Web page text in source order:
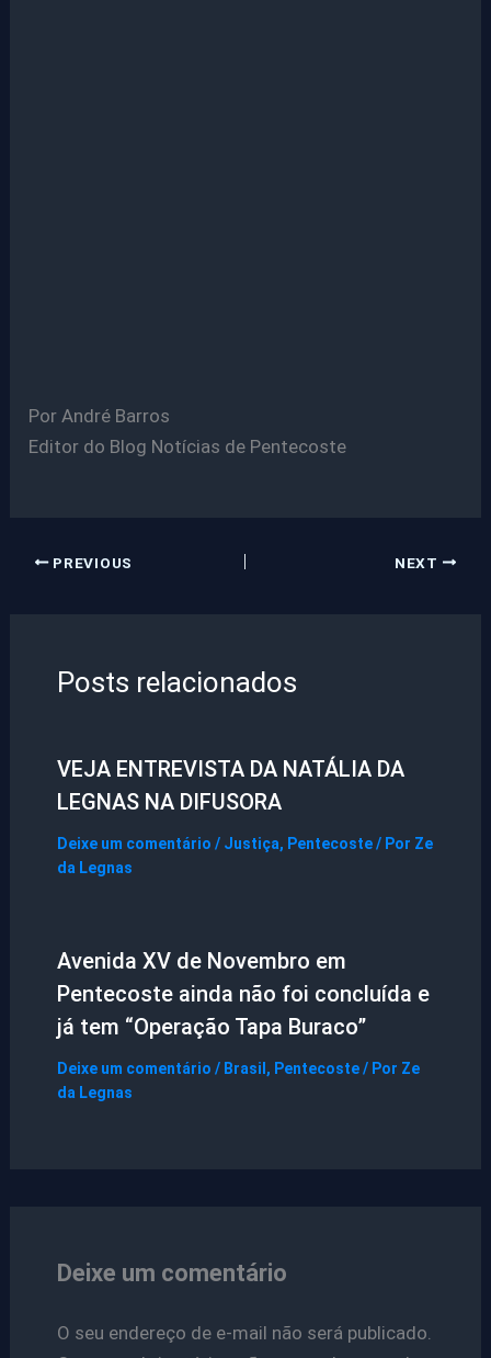
Por André Barros
Editor do Blog Notícias de Pentecoste
PREVIOUS NEXT
Posts relacionados
VEJA ENTREVISTA DA NATÁLIA DA
LEGNAS NA DIFUSORA
Deixe um comentário / Justiça, Pentecoste/ Por Ze
da Legnas
Avenida XV de Novembro em
Pentecoste ainda não foi concluída e
já tem “Operação Tapa Buraco”
Deixe um comentário / Brasil, Pentecoste/ Por Ze
da Legnas
Deixe um comentário
O seu endereço de e-mail não será publicado.